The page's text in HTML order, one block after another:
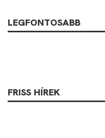
LEGFONTOSABB
FRISS HÍREK